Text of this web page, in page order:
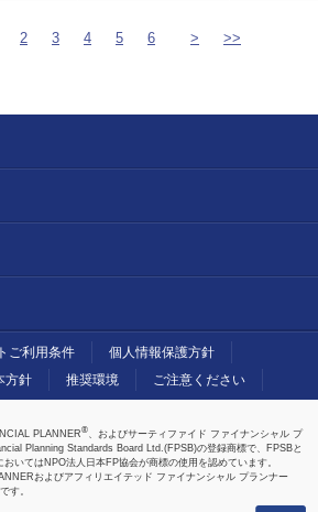
2 3 4 5 6 > >>
ご利用条件
個人情報保護方針
方針
推奨環境 ご注意ください
PLANNER®、およびサーティファイド ファイナンシャル プ
Planning Standards Board Ltd.(FPSB)の登録商標で、FPSBと
いてはNPO法人日本FP協会が商標の使用を認めています。
およびアフィリエイテッド ファイナンシャル プランナー
す。